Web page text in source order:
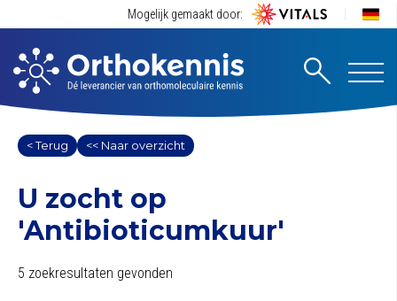
Mogelijk gemaakt door:
< Terug << Naar overzicht
U zocht op
'Antibioticumkuur'
5 zoekresultaten gevonden